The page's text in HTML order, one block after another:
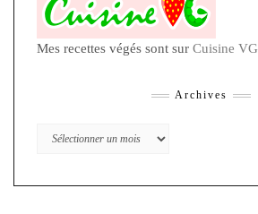
Mes recettes végés sont sur Cuisine VG
Archives
Archives